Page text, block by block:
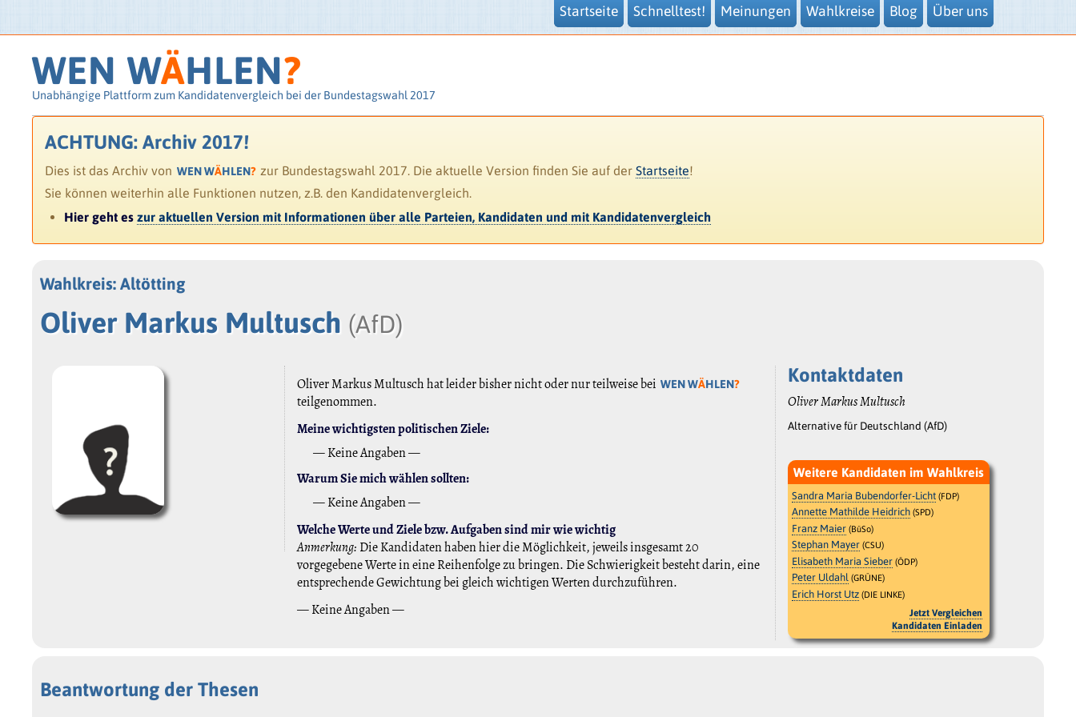
Startseite Schnelltest! Meinungen Wahlkreise Blog Über uns
WEN WÄHLEN?
Unabhängige Plattform zum Kandidatenvergleich bei der Bundestagswahl 2017
ACHTUNG: Archiv 2017!
Dies ist das Archiv von WEN WÄHLEN? zur Bundestagswahl 2017. Die aktuelle Version finden Sie auf derStartseite!
Sie können weiterhin alle Funktionen nutzen, z.B. den Kandidatenvergleich.
Hier geht eszur aktuellen Version mit Informationen über alle Parteien, Kandidaten und mit Kandidatenvergleich
Wahlkreis: Altötting
Oliver Markus Multusch (AfD)
Oliver Markus Multusch hat leider bisher nicht oder nur teilweise bei WEN WÄHLEN?
teilgenommen.
Meine wichtigsten politischen Ziele:
— Keine Angaben —
Warum Sie mich wählen sollten:
— Keine Angaben —
Welche Werte und Ziele bzw. Aufgaben sind mir wie wichtig
Anmerkung: Die Kandidaten haben hier die Möglichkeit, jeweils insgesamt 20
vorgegebene Werte in eine Reihenfolge zu bringen. Die Schwierigkeit besteht darin, eine
entsprechende Gewichtung bei gleich wichtigen Werten durchzuführen.
— Keine Angaben —
Kontaktdaten
Oliver Markus Multusch
Alternative für Deutschland (AfD)
Weitere Kandidaten im Wahlkreis
Sandra Maria Bubendorfer-Licht (FDP)
Annette Mathilde Heidrich (SPD)
Franz Maier (BüSo)
Stephan Mayer (CSU)
Elisabeth Maria Sieber (ÖDP)
Peter Uldahl (GRÜNE)
Erich Horst Utz (DIE LINKE)
Jetzt Vergleichen
Kandidaten Einladen
Beantwortung der Thesen